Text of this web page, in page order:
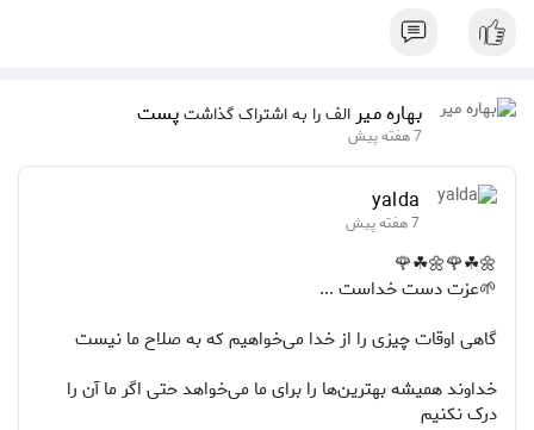
بهاره میر الف را به اشتراک گذاشتپست
7 هفته پیش
yalda
7 هفته پیش
🌼☘🌹🌼☘🌹
🌱عزت دست خداست ...
گاهی اوقات چیزی را از خدا می‌خواهیم که به صلاح ما نیست
خداوند همیشه بهترین‌ها را برای ما می‌خواهد حتی اگر ما آن را
درک نکنیم